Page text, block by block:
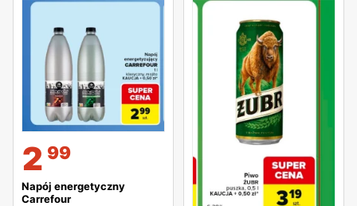
2 99
Napój energetyczny
Carrefour